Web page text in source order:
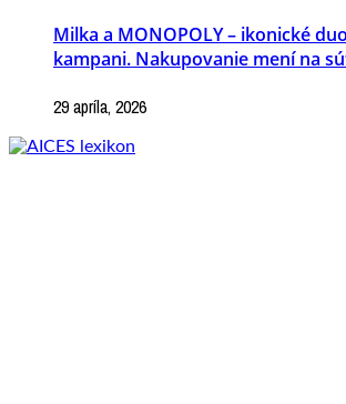
Milka a MONOPOLY – ikonické
kampani. Nakupovanie mení na
29 apríla, 2026